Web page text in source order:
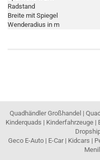
Radstand
Breite mit Spiegel
Wenderadius in m
Quadhändler Großhandel |
Kinderquads | Kinderfahrzeuge |
Geco E-Auto | E-Car | Kidcars |